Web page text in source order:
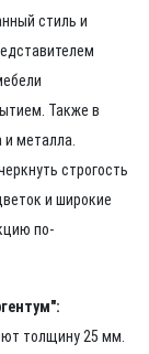
стиль и
Также в
металла.
строгость
и широкие
по-
толщину 25 мм.